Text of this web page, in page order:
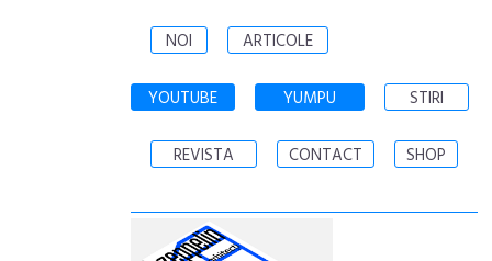
NOI ARTICOLE
YOUTUBE YUMPU STIRI
REVISTA CONTACT SHOP